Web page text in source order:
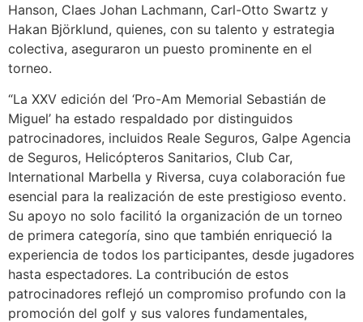
Hanson, Claes Johan Lachmann, Carl-Otto Swartz y
Hakan Björklund, quienes, con su talento y estrategia
colectiva, aseguraron un puesto prominente en el
torneo.
“La XXV edición del ‘Pro-Am Memorial Sebastián de
Miguel’ ha estado respaldado por distinguidos
patrocinadores, incluidos Reale Seguros, Galpe Agencia
de Seguros, Helicópteros Sanitarios, Club Car,
International Marbella y Riversa, cuya colaboración fue
esencial para la realización de este prestigioso evento.
Su apoyo no solo facilitó la organización de un torneo
de primera categoría, sino que también enriqueció la
experiencia de todos los participantes, desde jugadores
hasta espectadores. La contribución de estos
patrocinadores reflejó un compromiso profundo con la
promoción del golf y sus valores fundamentales,